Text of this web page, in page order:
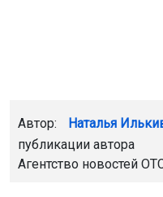
Автор: Наталья
публикации автора
Агентство новостей